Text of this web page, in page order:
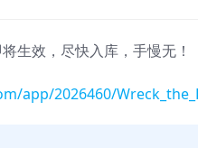
生效，尽快入库，手慢无！
app/2026460/